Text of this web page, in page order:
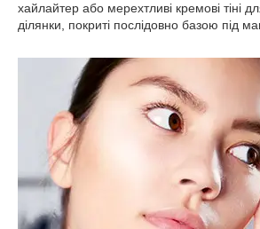
хайлайтер або мерехтливі кремові тіні
ділянки, покриті послідовно базою під